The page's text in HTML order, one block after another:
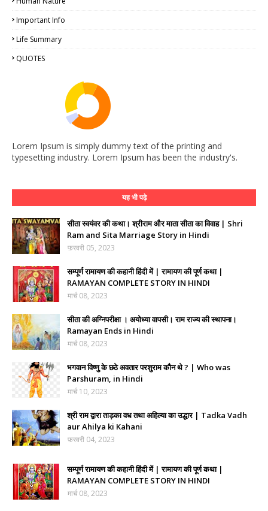
Important Info
Life Summary
QUOTES
Lorem Ipsum is simply dummy text of the printing and
typesetting industry. Lorem Ipsum has been the industry's.
यह भी पढ़े
सीता स्वयंवर की कथा। श्रीराम और माता सीता का विवाह | Shri
Ram and Sita Marriage Story in Hindi
फ़रवरी 05, 2023
सम्पूर्ण रामायण की कहानी हिंदी में | रामायण की पूर्ण कथा |
RAMAYAN COMPLETE STORY IN HINDI
मार्च 08, 2023
सीता की अग्निपरीक्षा । अयोध्या वापसी। राम राज्य की स्थापना।
Ramayan Ends in Hindi
मार्च 08, 2023
भगवान विष्णु के छठे अवतार परशुराम कौन थे ? | Who was
Parshuram, in Hindi
मार्च 10, 2023
श्री राम द्वारा ताड़का वध तथा अहिल्या का उद्धार | Tadka Vadh
aur Ahilya ki Kahani
फ़रवरी 04, 2023
सम्पूर्ण रामायण की कहानी हिंदी में | रामायण की पूर्ण कथा |
RAMAYAN COMPLETE STORY IN HINDI
मार्च 08, 2023